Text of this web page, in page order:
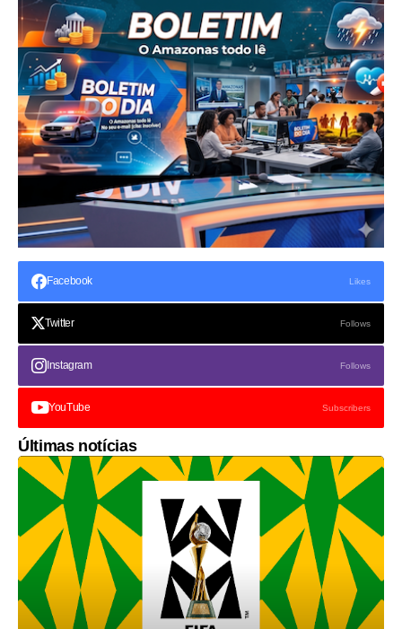
Facebook Likes
Twitter Follows
Instagram Follows
YouTube Subscribers
Últimas notícias